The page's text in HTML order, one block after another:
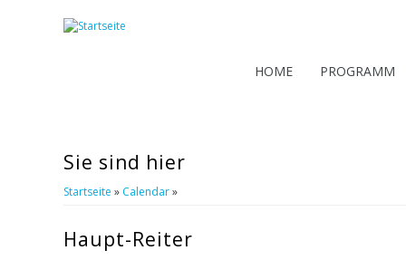
HOME PROGRAMM
Sie sind hier
Startseite » Calendar»
Haupt-Reiter